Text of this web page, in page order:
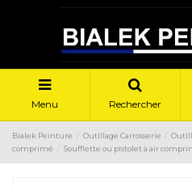
Menu Rechercher
Bialek Peinture Outillage Carrosserie
comprimé
Soufflette ou pistolet à air